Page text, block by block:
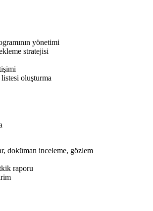
yönetimi
stratejisi
oluşturma
doküman inceleme, gözlem
raporu